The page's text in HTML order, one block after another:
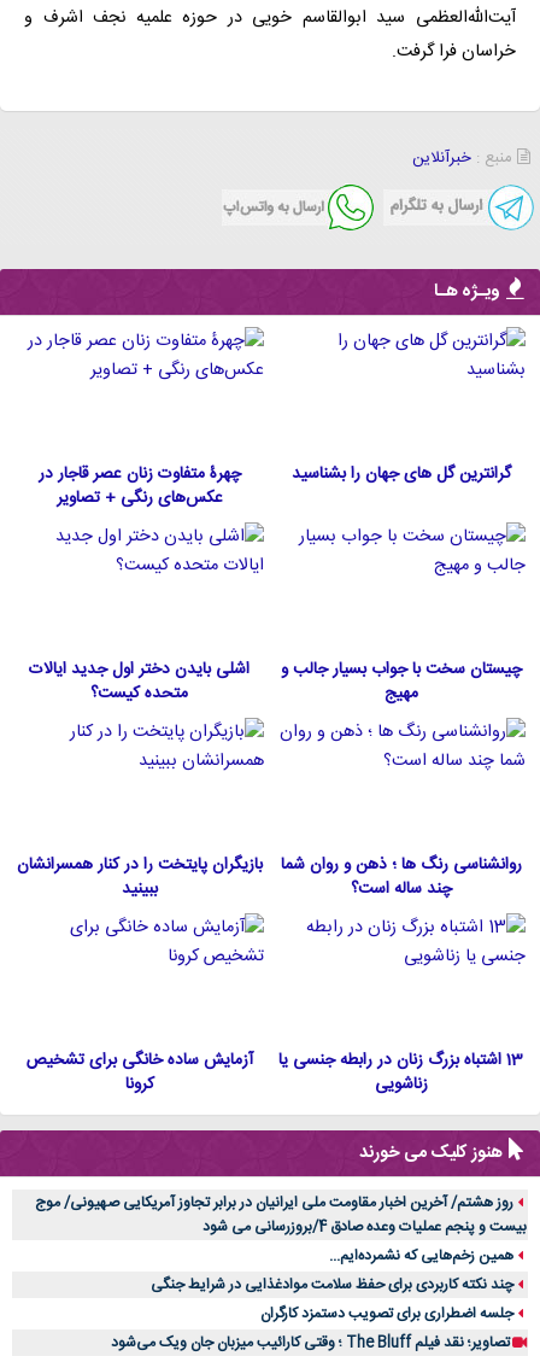
آیت‌الله‌العظمی سید ابوالقاسم خویی در حوزه علمیه نجف اشرف و
خراسان فرا گرفت.
منبع : خبرآنلاین
ویـژه هـا
گرانترین گل های جهان را بشناسید
چهرۀ متفاوت زنان عصر قاجار در
عکس‌های رنگی + تصاویر
چیستان سخت با جواب بسیار جالب و
مهیج
اشلی بایدن دختر اول جدید ایالات
متحده كيست؟
روانشناسی رنگ ها ؛ ذهن و روان شما
چند ساله است؟
بازیگران پایتخت را در کنار همسرانشان
ببینید
13 اشتباه بزرگ زنان در رابطه جنسی یا
زناشویی
آزمایش ساده خانگی برای تشخیص
کرونا
هنوز کلیک می خورند
روز هشتم/ آخرین اخبار مقاومت ملی ایرانیان در برابر تجاوز آمریکایی صهیونی/ موج
بیست و پنجم عملیات وعده صادق 4/بروزرسانی می شود
همین زخم‌هایی که نشمرده‌ایم...
چند نکته کاربردی برای حفظ سلامت موادغذایی در شرایط جنگی
جلسه اضطراری برای تصویب دستمزد کارگران
تصاویر؛ نقد فیلم The Bluff ؛ وقتی کارائیب میزبان جان ویک می‌شود